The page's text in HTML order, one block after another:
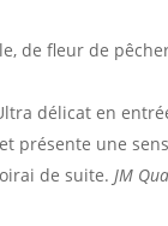
de fleur de
délicat en
présente une
de suite.JM